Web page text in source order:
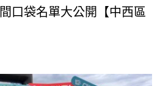
口袋名單大公開【中西區